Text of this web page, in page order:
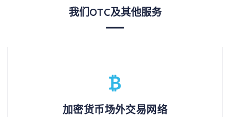
我们OTC及其他服务
加密货币场外交易网络